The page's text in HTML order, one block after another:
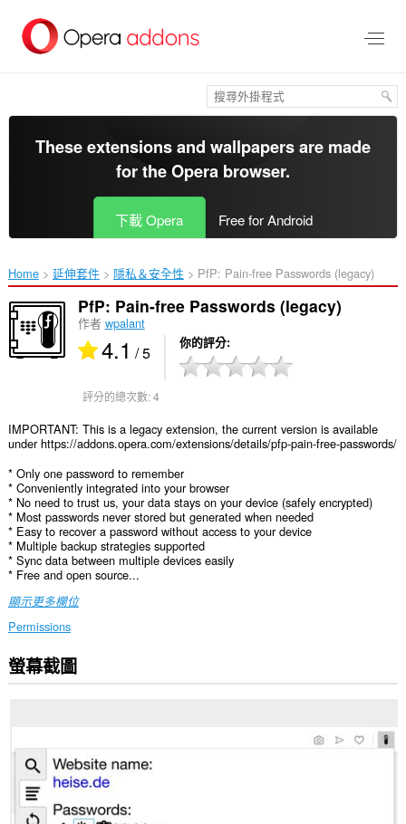
區
These extensions and wallpapers are made
for theOpera browser.
下載 Opera Free for Android
Home 延伸套件 隱私＆安全性 PfP: Pain-free Passwords (legacy)‎
PfP: Pain-free Passwords (legacy)
作者 wpalant
4.1 / 5 你的評分
評分的總次數:4
IMPORTANT: This is a legacy extension, the current version is available
under https://addons.opera.com/extensions/details/pfp-pain-free-passwords/
* Only one password to remember
* Conveniently integrated into your browser
* No need to trust us, your data stays on your device (safely encrypted)
* Most passwords never stored but generated when needed
* Easy to recover a password without access to your device
* Multiple backup strategies supported
* Sync data between multiple devices easily
* Free and open source...
顯示更多欄位
Permissions
這
個
能
螢幕截圖